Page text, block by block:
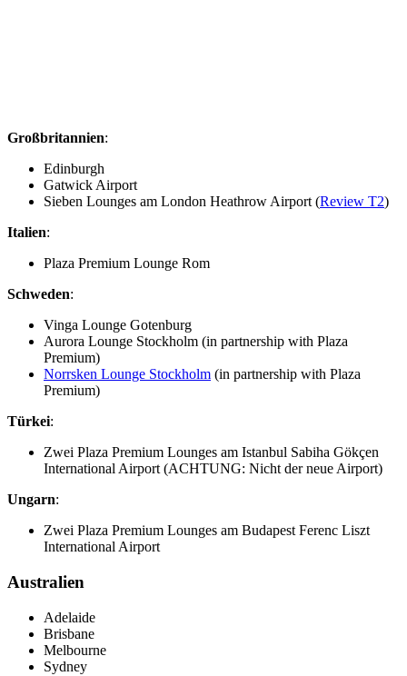
Großbritannien:
Edinburgh
Gatwick Airport
Sieben Lounges am London Heathrow Airport (Review T2)
Italien:
Plaza Premium Lounge Rom
Schweden:
Vinga Lounge Gotenburg
Aurora Lounge Stockholm (in partnership with Plaza
Premium)
Norrsken Lounge Stockholm (in partnership with Plaza
Premium)
Türkei:
Zwei Plaza Premium Lounges am Istanbul Sabiha Gökçen
International Airport (ACHTUNG: Nicht der neue Airport)
Ungarn:
Zwei Plaza Premium Lounges am Budapest Ferenc Liszt
International Airport
Australien
Adelaide
Brisbane
Melbourne
Sydney